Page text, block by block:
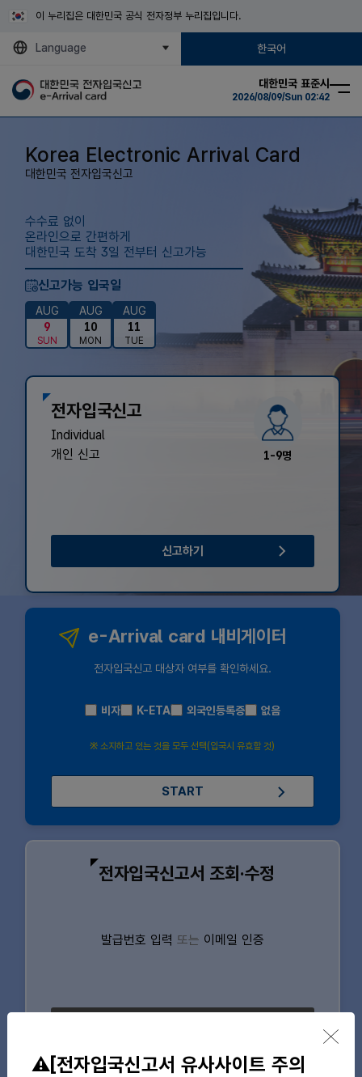
이 누리집은 대한민국 공식 전자정부 누리집입니다.
Language 한국어
대한민국 표준시
2026/08/09/Sun 02:42
Korea Electronic Arrival Card
대한민국 전자입국신고
수수료 없이
온라인으로 간편하게
대한민국 도착 3일 전부터 신고가능
신고가능 입국일
AUG
9
SUN
AUG
10
MON
AUG
11
TUE
전자입국신고
Individual
개인 신고
1-9명
신고하기
e-Arrival card 내비게이터
전자입국신고 대상자 여부를 확인하세요.
비자 K-ETA 외국인등록증 없음
※ 소지하고 있는 것을 모두 선택(입국시 유효할 것)
START
전자입국신고서 조회·수정
발급번호 입력 또는 이메일 인증
⚠️[전자입국신고서 유사사이트 주의